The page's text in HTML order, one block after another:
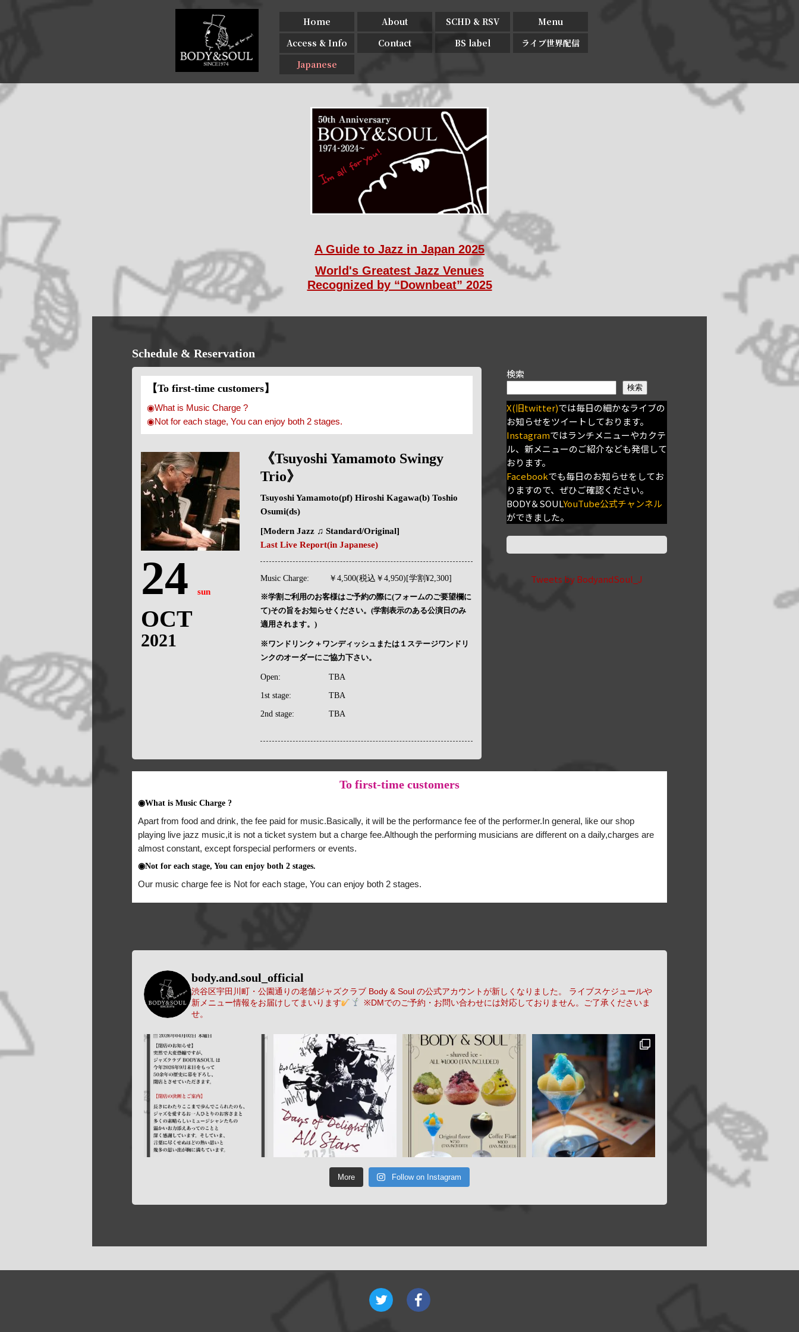
Home About SCHD & RSV
Menu
Access & Info
Contact BS label
ライブ世界配信
Japanese
A Guide to Jazz in Japan 2025
World's Greatest Jazz Venues
Recognized by “Downbeat” 2025
Schedule & Reservation
【To first-time customers】
◉What is Music Charge ?
◉Not for each stage, You can enjoy both 2 stages.
24 sun
OCT
2021
《Tsuyoshi Yamamoto Swingy
Trio》
Tsuyoshi Yamamoto(pf) Hiroshi Kagawa(b) Toshio
Osumi(ds)
[Modern Jazz ♫ Standard/Original]
Last Live Report(in Japanese)
Music Charge: ￥4,500(税込￥4,950)[学割¥2,300]
※学割ご利用のお客様はご予約の際に(フォームのご要望欄に
て)その旨をお知らせください。(学割表示のある公演日のみ
適用されます。)
※ワンドリンク＋ワンディッシュまたは１ステージワンドリ
ンクのオーダーにご協力下さい。
Open: TBA
1st stage: TBA
2nd stage: TBA
検索
検索
X(旧twitter)では毎日の細かなライブの
お知らせをツイートしております。
Instagramではランチメニューやカクテ
ル、新メニューのご紹介なども発信して
おります。
Facebookでも毎日のお知らせをしてお
りますので、ぜひご確認ください。
BODY＆SOULYouTube公式チャンネル
ができました。
Tweets by BodyandSoul_J
To first-time customers
◉What is Music Charge ?
Apart from food and drink, the fee paid for music.Basically, it will be the performance fee of the performer.In general, like our shop
playing live jazz music,it is not a ticket system but a charge fee.Although the performing musicians are different on a daily,charges are
almost constant, except forspecial performers or events.
◉Not for each stage, You can enjoy both 2 stages.
Our music charge fee is Not for each stage, You can enjoy both 2 stages.
body.and.soul_official
渋谷区宇田川町・公園通りの老舗ジャズクラブ Body & Soul の公式アカウントが新しくなりました。
ライブスケジュールや
新メニュー情報をお届けしてまいります
※DMでのご予約・お問い合わせには対応しておりません。ご了承くださいま
せ。
More Follow on Instagram